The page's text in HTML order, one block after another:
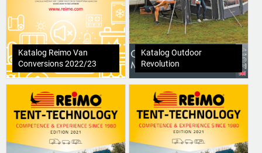
Katalog Reimo Van
Conversions 2022/23
Katalog Outdoor
Revolution